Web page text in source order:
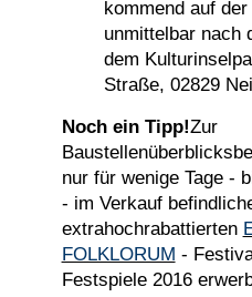
kommend auf
unmittelbar nach
dem
Straße, 02829
Noch ein Tipp!Zur
nur für wenige Tage -
- im Verkauf
extrahochrabattierten
FOLKLORUM -
Festspiele 2016